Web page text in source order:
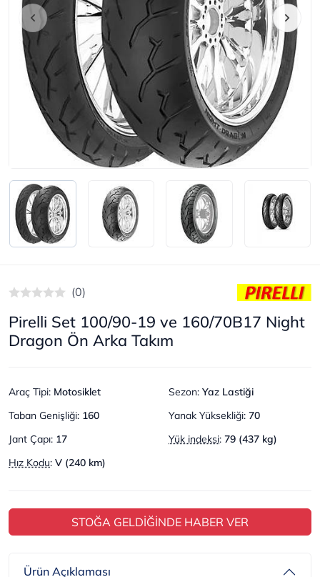
(0)
Pirelli Set 100/90-19 ve 160/70B17 Night
Dragon Ön Arka Takım
Araç Tipi: Motosiklet Sezon: Yaz Lastiği
Taban Genişliği: 160 Yanak Yüksekliği: 70
Jant Çapı: 17 Yük indeksi: 79 (437 kg)
Hız Kodu: V (240 km)
STOĞA GELDİĞİNDE HABER VER
Ürün Açıklaması